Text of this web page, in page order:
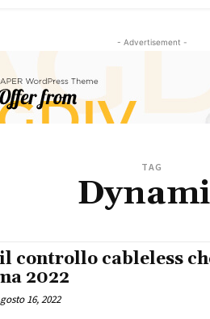
- Advertisement -
TAG
controllo cableless
2022
16, 2022